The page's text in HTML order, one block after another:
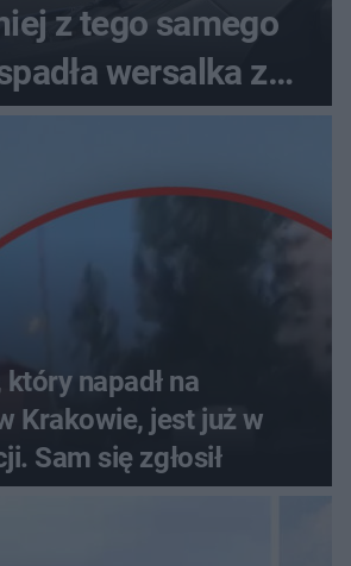
z tego samego
wersalka z
pościelą
napadł na
Krakowie, jest już w
Sam się zgłosił